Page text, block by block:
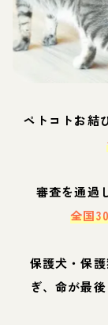
ペトコトお結
審査を通過
全国
保護犬・保
ぎ、命が最